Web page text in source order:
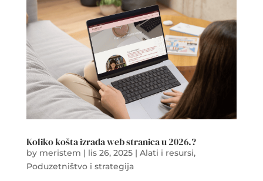
Koliko košta izrada web stranica u 2026.?
by meristem | lis 26, 2025| Alati i resursi,
Poduzetništvo i strategija